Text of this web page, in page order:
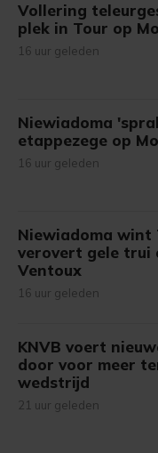
Vollering
plek in Tour op
16 uur geleden
Niewiadoma
etappezege op
16 uur geleden
Niewiadoma wint
verovert gele trui
Ventoux
16 uur geleden
KNVB voert
door voor meer
wedstrijd
21 uur geleden